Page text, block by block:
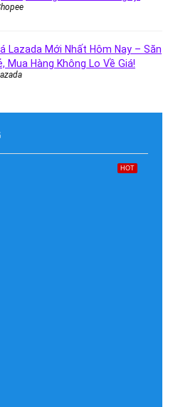
Lazada Mới Nhất Hôm Nay – Săn
Mua Hàng Không Lo Về Giá!
HOT